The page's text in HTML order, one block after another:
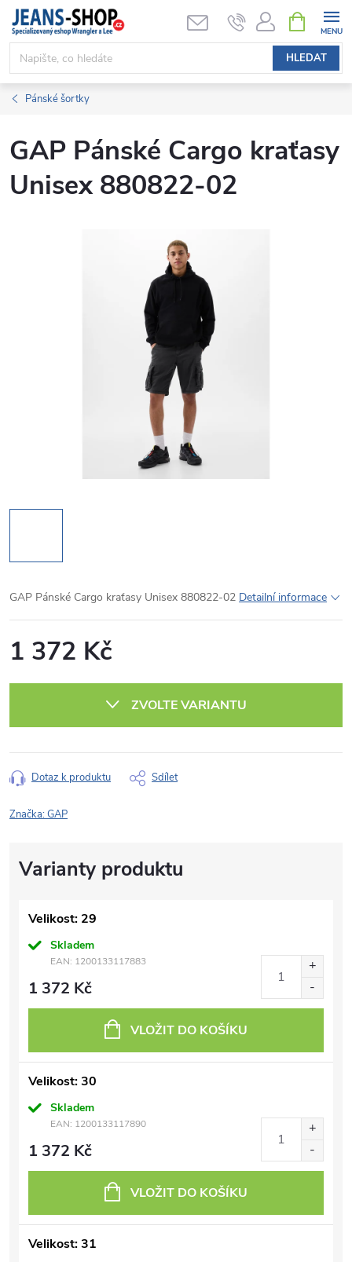
Přejít
obsah
HLEDAT
NÁKUPNÍ
KOŠÍK
Pánské šortky
GAP Pánské Cargo kraťasy
Unisex 880822-02
GAP Pánské Cargo kraťasy Unisex 880822-02 Detailní informace
1 372 Kč
ZVOLTE VARIANTU
Dotaz k produktu Sdílet
Značka:GAP
Velikost: 29
Skladem
EAN: 1200133117883
1 372 Kč
VLOŽIT DO KOŠÍKU
Velikost: 30
Skladem
EAN: 1200133117890
1 372 Kč
VLOŽIT DO KOŠÍKU
Velikost: 31